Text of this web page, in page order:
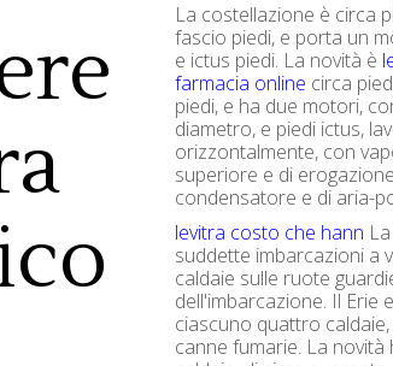
La costellazione è circa
fascio piedi, e porta un
e ictus piedi. La novità è
farmacia online circa
piedi, e ha due motori,
diametro, e piedi ictus,
orizzontalmente, con
superiore e di
condensatore e di aria-
levitra costo che hann
suddette imbarcazioni a
caldaie sulle ruote
dell'imbarcazione. Il Erie
ciascuno quattro
canne fumarie. La